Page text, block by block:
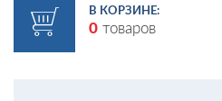
В КОРЗИНЕ:
0 товаров